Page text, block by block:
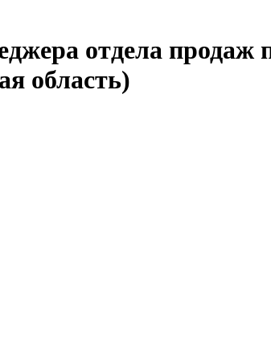
отдела продаж
область)